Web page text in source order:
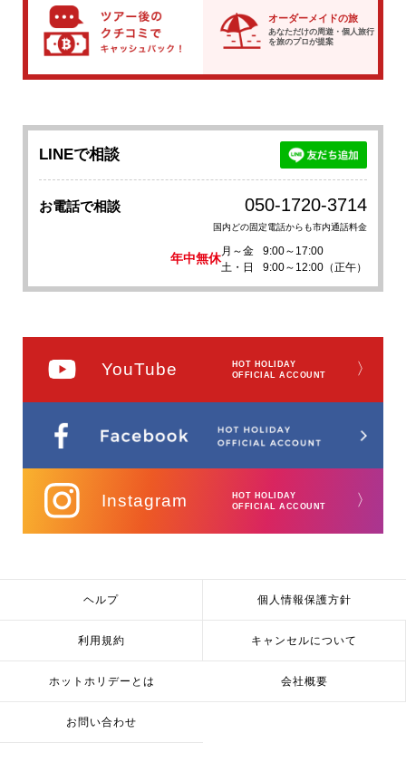
オーダーメイドの旅
あなただけの周遊・個人旅行
を旅のプロが提案
LINEで相談
お電話で相談 050-1720-3714
国内どの固定電話からも市内通話料金
年中無休
月～金
9:00～17:00
土・日
9:00～12:00（正午）
YouTube
HOT HOLIDAY
OFFICIAL ACCOUNT
〉
Instagram
HOT HOLIDAY
OFFICIAL ACCOUNT
〉
ヘルプ 個人情報保護方針
利用規約 キャンセルについて
ホットホリデーとは 会社概要
お問い合わせ